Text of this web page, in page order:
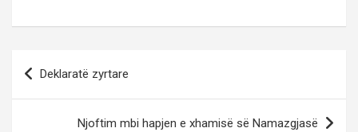
Post
navigation
Deklaratë zyrtare
Njoftim mbi hapjen e xhamisë së Namazgjasë